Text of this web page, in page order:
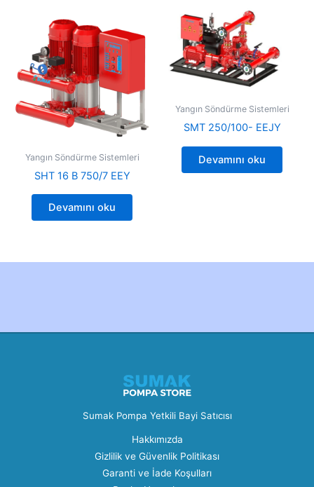
Yangın Söndürme Sistemleri
SHT 16 B 750/7 EEY
Devamını oku
Yangın Söndürme Sistemleri
SMT 250/100- EEJY
Devamını oku
Sumak Pompa Yetkili Bayi Satıcısı
Hakkımızda
Gizlilik ve Güvenlik Politikası
Garanti ve İade Koşulları